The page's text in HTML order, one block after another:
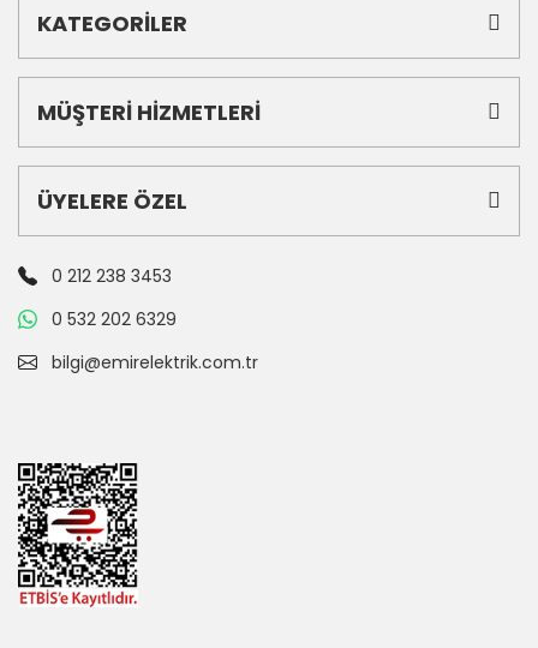
KATEGORİLER
MÜŞTERİ HİZMETLERİ
ÜYELERE ÖZEL
0 212 238 3453
0 532 202 6329
bilgi@emirelektrik.com.tr